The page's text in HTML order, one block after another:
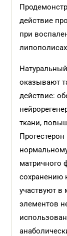
действие
при
оказывают
действие:
ткани,
матричного
сохранению
участвуют
элементов